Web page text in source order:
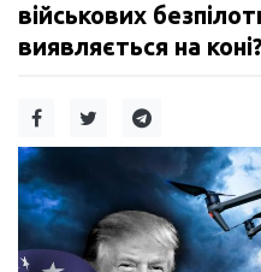
військових
виявляється на коні?